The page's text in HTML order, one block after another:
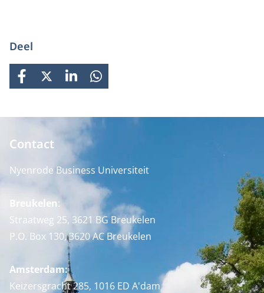
Deel
FACEBOOK
X LINKEDINWHATSAPP
Contact
Nyenrode Business Universiteit
Breukelen:
Straatweg 25, 3621 BG Breukelen
P.O. Box 130, 3620 AC Breukelen
Amsterdam:
Keizersgracht 285, 1016 ED A'dam